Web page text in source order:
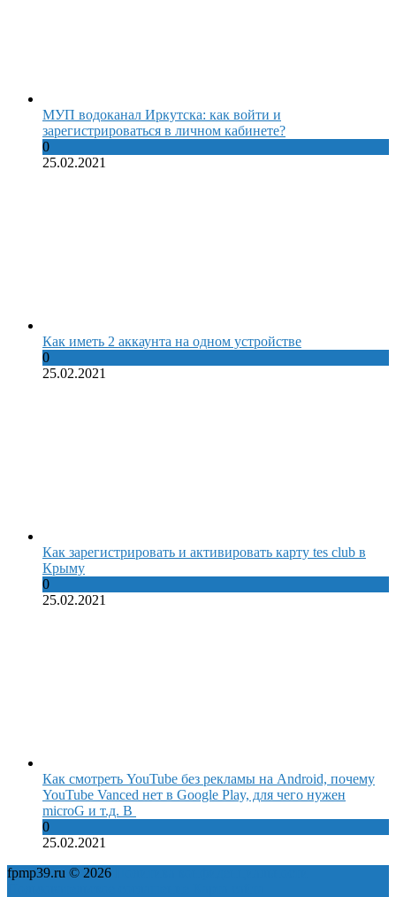
МУП водоканал Иркутска: как войти и
зарегистрироваться в личном кабинете?
0
25.02.2021
Как иметь 2 аккаунта на одном устройстве
0
25.02.2021
Как зарегистрировать и активировать карту tes club в
Крыму
0
25.02.2021
Как смотреть YouTube без рекламы на Android, почему
YouTube Vanced нет в Google Play, для чего нужен
microG и т.д. В
0
25.02.2021
fpmp39.ru © 2026